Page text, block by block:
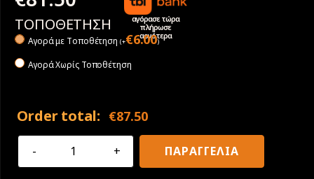
αγόρασε τώρα
πλήρωσε
αργότερα
ΤΟΠΟΘΕΤΗΣΗ
Αγορά με Tοποθέτηση (+€6.00)
Αγορά Χωρίς Τοποθέτηση
Order total: €87.50
195/45R16
ΠΑΡΑΓΓΕΛΙΑ